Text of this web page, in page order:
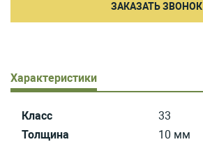
ЗАКАЗАТЬ ЗВОНОК
Характеристики
Класс
33
Толщина
10 мм